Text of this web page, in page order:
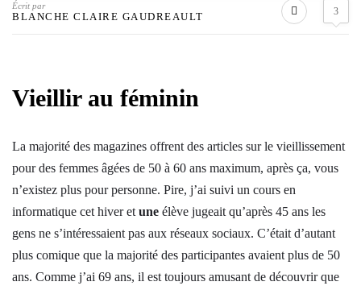
Écrit par
BLANCHE CLAIRE GAUDREAULT 3
Vieillir au féminin
La majorité des magazines offrent des articles sur le vieillissement
pour des femmes âgées de 50 à 60 ans maximum, après ça, vous
n’existez plus pour personne. Pire, j’ai suivi un cours en
informatique cet hiver et une élève jugeait qu’après 45 ans les
gens ne s’intéressaient pas aux réseaux sociaux. C’était d’autant
plus comique que la majorité des participantes avaient plus de 50
ans. Comme j’ai 69 ans, il est toujours amusant de découvrir que